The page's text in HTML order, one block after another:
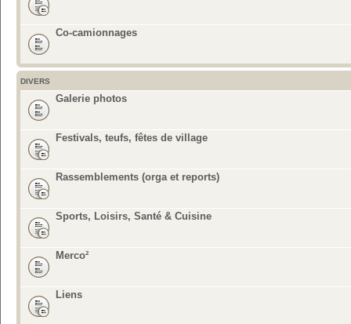
Co-camionnages
DIVERS
Galerie photos
Festivals, teufs, fêtes de village
Rassemblements (orga et reports)
Sports, Loisirs, Santé & Cuisine
Merco²
Liens